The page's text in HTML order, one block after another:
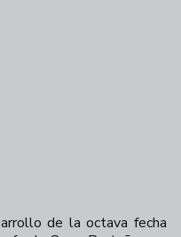
de la octava fecha